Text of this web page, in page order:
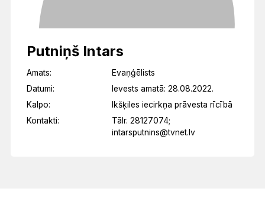
Putniņš Intars
Amats:
Evaņģēlists
Datumi:
Ievests amatā: 28.08.2022.
Kalpo:
Ikšķiles iecirkņa prāvesta rīcībā
Kontakti:
Tālr. 28127074;
intarsputnins@tvnet.lv